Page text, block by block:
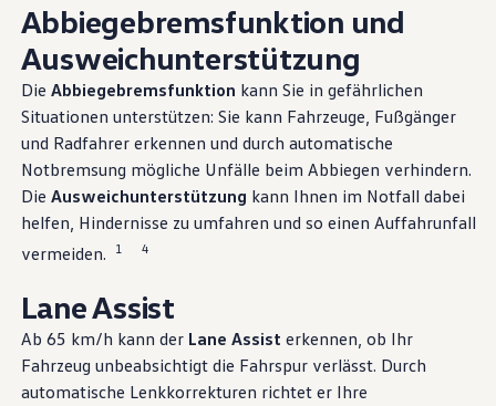
Kundeninformationen
Volkswagen Kundenbetreuung
Warn- und Kontrollleuchten
Digitale Betriebsanleitung
Live Beratung
Magazin
Transport
Familie
Elektromobilität
Pannen- und Unfallhilfe
Abbiegebremsfunktion und
Ausweichunterstützung
Die Abbiegebremsfunktion kann Sie in gefährlichen
Situationen unterstützen: Sie kann Fahrzeuge, Fußgänger
und Radfahrer erkennen und durch automatische
Notbremsung mögliche Unfälle beim Abbiegen verhindern.
Die Ausweichunterstützung kann Ihnen im Notfall dabei
helfen, Hindernisse zu umfahren und so einen Auffahrunfall
vermeiden.
1 4
Lane Assist
Ab 65 km/h kann derLane Assist erkennen, ob Ihr
Fahrzeug unbeabsichtigt die Fahrspur verlässt. Durch
automatische Lenkkorrekturen richtet er Ihre